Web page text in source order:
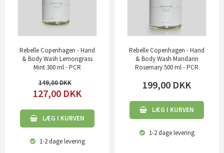
Rebelle Copenhagen - Hand
& Body Wash Lemongrass
Mint 300 ml - PCR
149,00
127,00 DKK
LÆG I KURVEN
1-2 dagelevering
Rebelle Copenhagen - Hand
& Body Wash Mandarin
Rosemary 500 ml - PCR
199,00 DKK
LÆG I KURVEN
1-2 dagelevering